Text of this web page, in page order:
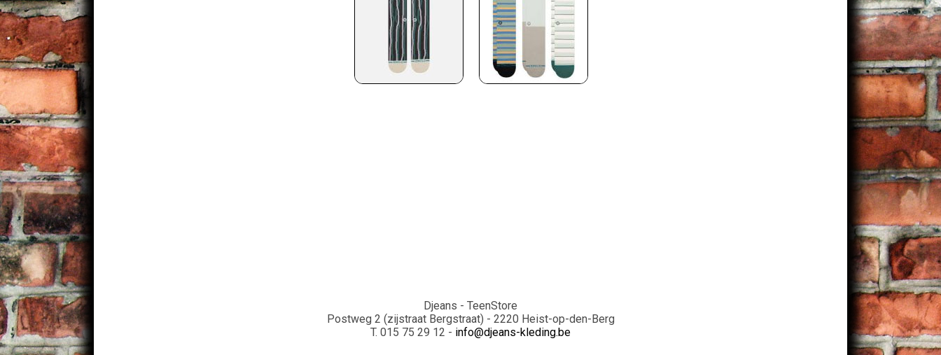
Djeans - TeenStore
Postweg 2 (zijstraat Bergstraat) - 2220 Heist-op-den-Berg
T. 015 75 29 12 - info@djeans-kleding.be